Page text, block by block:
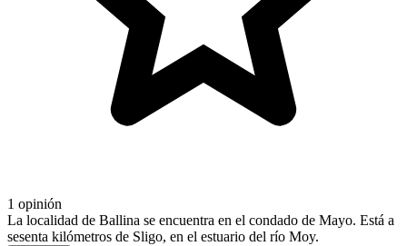
1 opinión
La localidad de Ballina se encuentra en el condado de Mayo. Está a
sesenta kilómetros de Sligo, en el estuario del río Moy.